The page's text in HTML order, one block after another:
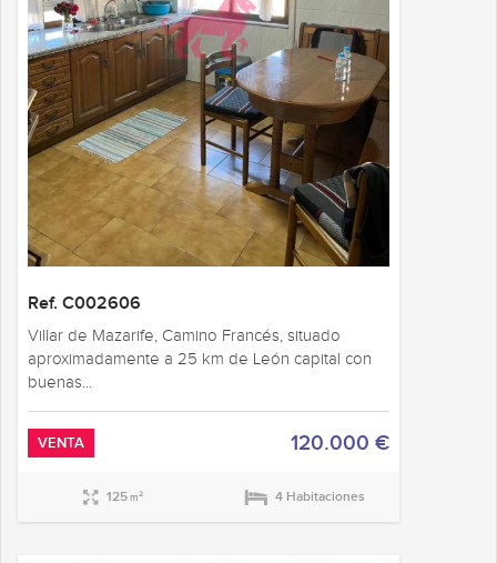
Ref. C002606
Villar de Mazarife, Camino Francés, situado
aproximadamente a 25 km de León capital con
buenas...
VENTA 120.000 €
125m2 4 Habitaciones